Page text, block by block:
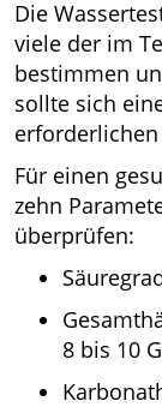
Die
viele der im
bestimmen
sollte sich
Für einen
zehn
überprüfen:
8 bis 10